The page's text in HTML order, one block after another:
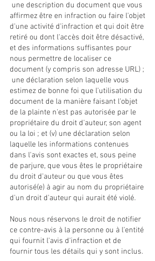
une description du document que vous
affirmez être en infraction ou faire l'objet
d'une activité d'infraction et qui doit être
retiré ou dont l'accès doit être désactivé,
et des informations suffisantes pour
nous permettre de localiser ce
document (y compris son adresse URL) ;
une déclaration selon laquelle vous
estimez de bonne foi que l'utilisation du
document de la manière faisant l'objet
de la plainte n'est pas autorisée par le
propriétaire du droit d'auteur, son agent
ou la loi ; et (v) une déclaration selon
laquelle les informations contenues
dans l'avis sont exactes et, sous peine
de parjure, que vous êtes le propriétaire
du droit d'auteur ou que vous êtes
autorisé(e) à agir au nom du propriétaire
d'un droit d'auteur qui aurait été violé.
Nous nous réservons le droit de notifier
ce contre-avis à la personne ou à l'entité
qui fournit l'avis d'infraction et de
fournir tous les détails qui y sont inclus.